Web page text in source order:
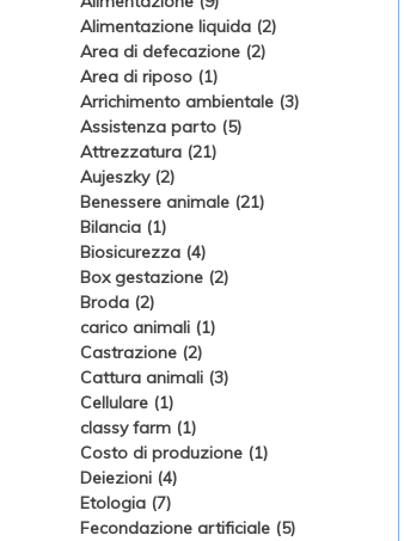
Alimentazione liquida (2)
Area di defecazione (2)
Area di riposo (1)
Arrichimento ambientale (3)
Assistenza parto (5)
Attrezzatura (21)
Aujeszky (2)
Benessere animale (21)
Bilancia (1)
Biosicurezza (4)
Box gestazione (2)
Broda (2)
carico animali (1)
Castrazione (2)
Cattura animali (3)
Cellulare (1)
classy farm (1)
Costo di produzione (1)
Deiezioni (4)
Etologia (7)
Fecondazione artificiale (5)